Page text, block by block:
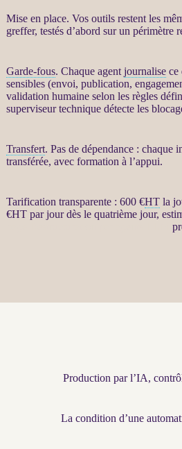
Mise en place. Vos outils restent les
greffer, testés d’abord sur un périmètre
Garde-fous. Chaque agent journalisece
sensibles (envoi, publication,
validation humaine selon les règles
superviseur technique détecte les
Transfert. Pas de dépendance : chaque
transférée, avec formation à l’appui.
Tarification transparente : 600 €HTla
€HTpar jour dès le quatrième jour,
Production par l’IA,
La condition d’une